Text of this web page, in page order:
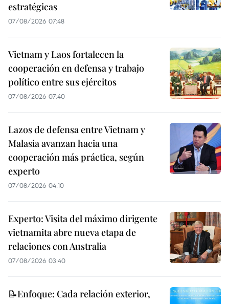
estratégicas
07/08/2026 07:48
Vietnam y Laos fortalecen la
cooperación en defensa y trabajo
político entre sus ejércitos
07/08/2026 07:40
Lazos de defensa entre Vietnam y
Malasia avanzan hacia una
cooperación más práctica, según
experto
07/08/2026 04:10
Experto: Visita del máximo dirigente
vietnamita abre nueva etapa de
relaciones con Australia
07/08/2026 03:40
📝Enfoque: Cada relación exterior,